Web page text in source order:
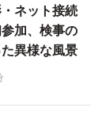
ネット接続
加、検事の
異様な風景